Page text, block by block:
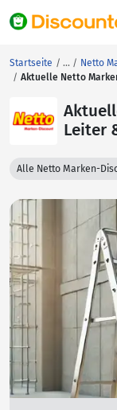
Startseite
Netto
Aktuelle Netto
Leiter
Alle Netto Marken-